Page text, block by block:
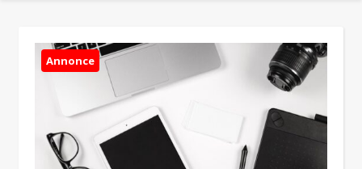
Annonce